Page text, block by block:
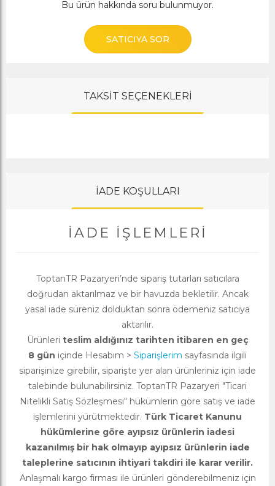
Bu ürün hakkında soru bulunmuyor.
SATICIYA SOR
TAKSİT SEÇENEKLERİ
İADE KOŞULLARI
İADE İŞLEMLERI
ToptanTR Pazaryeri’nde sipariş tutarları satıcılara
doğrudan aktarılmaz ve bir havuzda bekletilir. Ancak
yasal iade süreniz dolduktan sonra ödemeniz satıcıya
aktarılır.
Ürünleri teslim aldığınız tarihten itibaren en geç
8 gün içinde Hesabım > Siparişlerim sayfasında ilgili
siparişinize girebilir, siparişte yer alan ürünleriniz için iade
talebinde bulunabilirsiniz. ToptanTR Pazaryeri "Ticari
Nitelikli Satış Sözleşmesi" hükümlerin göre satış ve iade
işlemlerini yürütmektedir. Türk Ticaret Kanunu
hükümlerine göre ayıpsız ürünlerin iadesi
kazanılmış bir hak olmayıp ayıpsız ürünlerin iade
taleplerine satıcının ihtiyari takdiri ile karar verilir.
Anlaşmalı kargo firması ile ürünleri gönderebilmeniz için